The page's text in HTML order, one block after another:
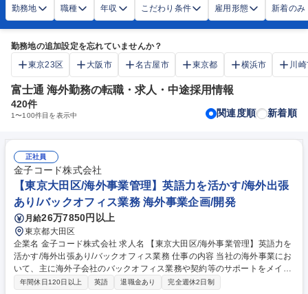
勤務地 職種 年収 こだわり条件 雇用形態 新着のみ
勤務地の追加設定を忘れていませんか？
東京23区
大阪市 名古屋市 東京都 横浜市 川
富士通 海外勤務の転職・求人・中途採用情報
420件
1〜100件目を表示中 関連度順 新着順
正社員
金子コード株式会社
【東京大田区/海外事業管理】英語力を活かす/海外出張
あり/バックオフィス業務 海外事業企画/開発
月給26万7850円以上
東京都大田区
企業名 金子コード株式会社 求人名 【東京大田区/海外事業管理】英語力を
活かす/海外出張あり/バックオフィス業務 仕事の内容 当社の海外事業にお
いて、主に海外子会社のバックオフィス業務や契約等のサポートをメイン
に海外事業全般の業務を担当します。 ※入社当初は、フィリピン子会社の
年間休日120日以上 英語 退職金あり 完全週休2日制